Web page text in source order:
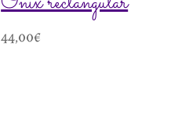
44,00€